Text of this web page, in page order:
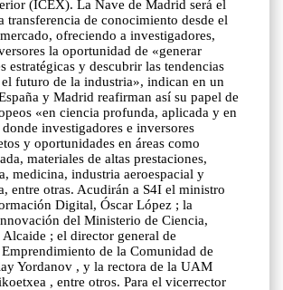
(ICEX). La Nave de Madrid será el
transferencia de conocimiento desde el
ofreciendo a investigadores,
la oportunidad de «generar
estratégicas y descubrir las tendencias
futuro de la industria», indican en un
y Madrid reafirman así su papel de
«en ciencia profunda, aplicada y en
investigadores e inversores
y oportunidades en áreas como
materiales de altas prestaciones,
medicina, industria aeroespacial y
entre otras. Acudirán a S4I el ministro
Digital, Óscar López ; la
del Ministerio de Ciencia,
Alcaide ; el director general de
de la Comunidad de
Yordanov , y la rectora de la UAM
, entre otros. Para el vicerrector